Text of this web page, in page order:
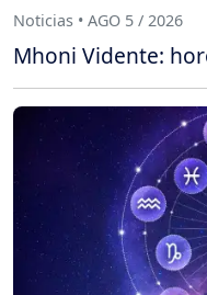
Noticias • AGO 5 / 2026
Mhoni Vidente: